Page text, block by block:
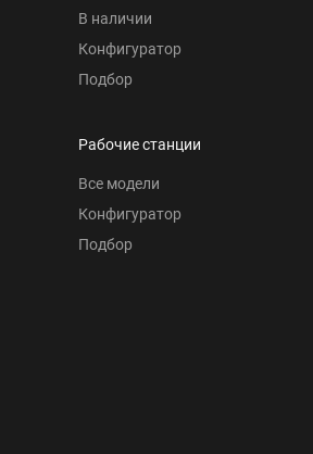
В наличии
Конфигуратор
Подбор
Рабочие станции
Все модели
Конфигуратор
Подбор